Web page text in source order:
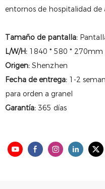
entornos de hospitalidad de
Tamaño de pantalla:
L/W/H: 1840 * 580 * 270mm
Origen: Shenzhen
Fecha de entrega: 1-2
para orden a granel
Garantía: 365 días